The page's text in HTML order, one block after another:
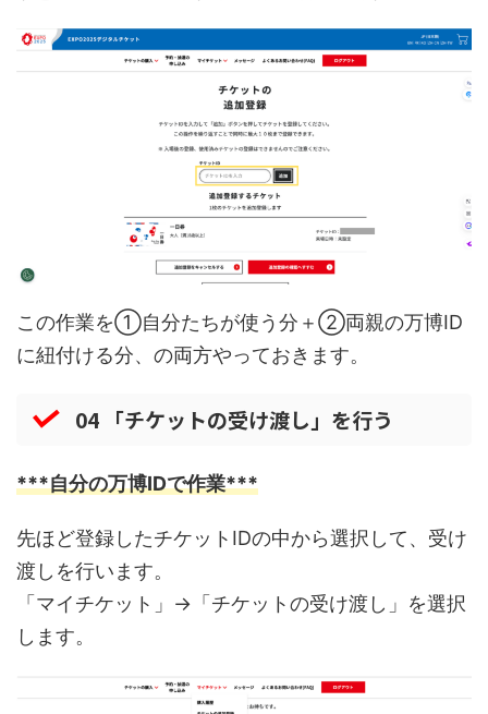
この作業を①自分たちが使う分＋②両親の万博ID
に紐付ける分、の両方やっておきます。
04 「チケットの受け渡し」を行う
***自分の万博IDで作業***
先ほど登録したチケットIDの中から選択して、受け
渡しを行います。
「マイチケット」→「チケットの受け渡し」を選択
します。